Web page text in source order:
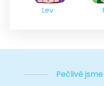
Lev
Pečlivě